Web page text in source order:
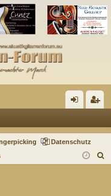
m ist
rie
Datenschutz